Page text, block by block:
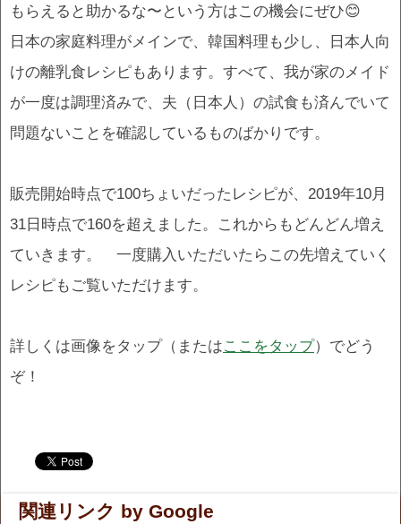
もらえると助かるな〜という方はこの機会にぜひ😊
日本の家庭料理がメインで、韓国料理も少し、日本人向
けの離乳食レシピもあります。すべて、我が家のメイド
が一度は調理済みで、夫（日本人）の試食も済んでいて
問題ないことを確認しているものばかりです。
販売開始時点で100ちょいだったレシピが、2019年10月
31日時点で160を超えました。これからもどんどん増え
ていきます。 一度購入いただいたらこの先増えていく
レシピもご覧いただけます。
詳しくは画像をタップ（またはここをタップ）でどう
ぞ！
関連リンク by Google